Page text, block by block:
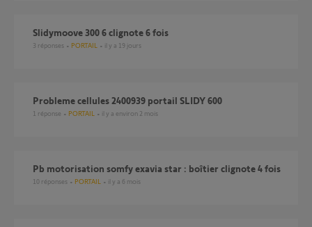
slidymoove 300 6 clignote 6 fois
3 réponses PORTAIL il y a 19 jours
Probleme cellules 2400939 portail SLIDY 600
1 réponse PORTAIL il y a environ 2 mois
Pb motorisation somfy exavia star : boîtier clignote 4 fois
10 réponses PORTAIL il y a 6 mois